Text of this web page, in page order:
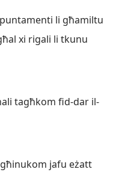
li għamiltu
xi rigali li tkunu
tagħkom fid-​dar il-​
jafu eżatt